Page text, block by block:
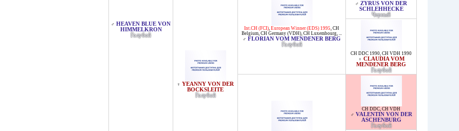
♂ HEAVEN BLUE VON
HIMMELKRON
Голубой
♀ YEANNY VON DER
BOCKSLEITE
Голубой
Int.CH (FCI), European Winner (EDS) 1995, CH
Belgium, CH Germany (VDH), CH Luxembourg, ...
♂ FLORIAN VOM MENDENER BERG
Голубой
♂ ZYRUS VON DER
SCHLEHHECKE
Черный
CH DDC 1990, CH VDH 1990
♀ CLAUDIA VOM
MENDENER BERG
Голубой
CH DDC, CH VDH
♂ VALENTIN VON DER
ASCHENBURG
Голубой